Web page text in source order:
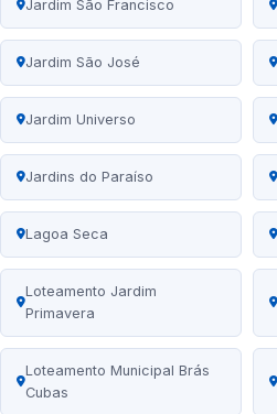
Jardim São Francisco
Jardim São José
Jardim Universo
Jardins do Paraíso
Lagoa Seca
Loteamento Jardim
Primavera
Loteamento Municipal Brás
Cubas